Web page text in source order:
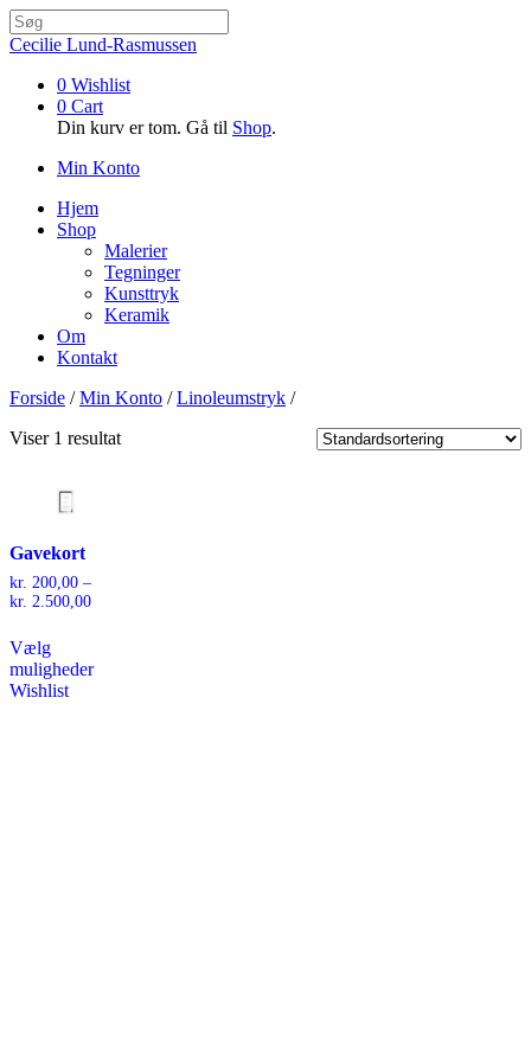
Cecilie Lund-Rasmussen
0 Wishlist
0 Cart
Din kurv er tom. Gå til Shop.
Min Konto
Hjem
Shop
Malerier
Tegninger
Kunsttryk
Keramik
Om
Kontakt
Forside /Min Konto /Linoleumstryk /
Viser 1 resultat
Gavekort
kr. 200,00 –
kr. 2.500,00Prisinterval:
Vælg
muligheder
Wishlist